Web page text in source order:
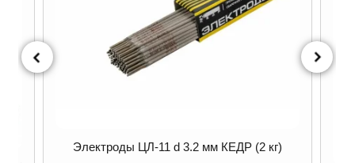
Электроды ЦЛ-11 d 3.2 мм КЕДР (2 кг)